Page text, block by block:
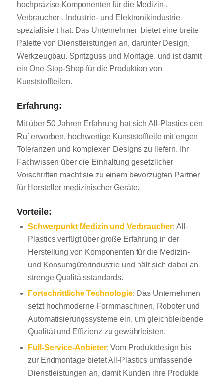
hochpräzise Komponenten für die Medizin-,
Verbraucher-, Industrie- und Elektronikindustrie
spezialisiert hat. Das Unternehmen bietet eine breite
Palette von Dienstleistungen an, darunter Design,
Werkzeugbau, Spritzguss und Montage, und ist damit
ein One-Stop-Shop für die Produktion von
Kunststoffteilen.
Erfahrung:
Mit über 50 Jahren Erfahrung hat sich All-Plastics den
Ruf erworben, hochwertige Kunststoffteile mit engen
Toleranzen und komplexen Designs zu liefern. Ihr
Fachwissen über die Einhaltung gesetzlicher
Vorschriften macht sie zu einem bevorzugten Partner
für Hersteller medizinischer Geräte.
Vorteile:
Schwerpunkt Medizin und Verbraucher: All-
Plastics verfügt über große Erfahrung in der
Herstellung von Komponenten für die Medizin-
und Konsumgüterindustrie und hält sich dabei an
strenge Qualitätsstandards.
Fortschrittliche Technologie: Das Unternehmen
setzt hochmoderne Formmaschinen, Roboter und
Automatisierungssysteme ein, um gleichbleibende
Qualität und Effizienz zu gewährleisten.
Full-Service-Anbieter: Vom Produktdesign bis
zur Endmontage bietet All-Plastics umfassende
Dienstleistungen an, damit Kunden ihre Produkte